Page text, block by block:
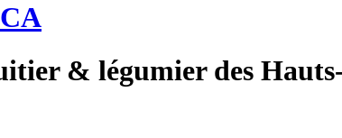
& légumier des